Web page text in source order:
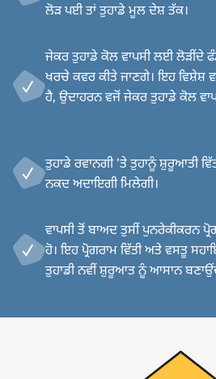
ਲੋੜ ਪਈ ਤਾਂ ਤੁਹਾਡੇ ਮੂਲ ਦੇਸ਼ ਤੱਕ।
ਜੇਕਰ ਤੁਹਾਡੇ ਕੋਲ ਵਾਪਸੀ ਲਈ ਲੋੜੀਂਦੇ
ਖਰਚੇ ਕਵਰ ਕੀਤੇ ਜਾਣਗੇ। ਇਹ ਵਿਸ਼ੇਸ਼
ਹੈ, ਉਦਾਹਰਨ ਵਜੋਂ ਜੇਕਰ ਤੁਹਾਡੇ ਕੋਲ
ਤੁਹਾਡੇ ਰਵਾਨਗੀ 'ਤੇ ਤੁਹਾਨੂੰ ਸ਼ੁਰੂਆਤੀ
ਨਕਦ ਅਦਾਇਗੀ ਮਿਲੇਗੀ।
ਵਾਪਸੀ ਤੋਂ ਬਾਅਦ ਤੁਸੀਂ ਪੁਨਰੇਕੀਕਰਨ
ਹੋ। ਇਹ ਪ੍ਰੋਗਰਾਮ ਵਿੱਤੀ ਅਤੇ ਵਸਤੂ
ਤੁਹਾਡੀ ਨਵੀਂ ਸ਼ੁਰੂਆਤ ਨੂੰ ਆਸਾਨ